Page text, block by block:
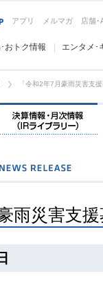
アプリ メルマガ 店舗･
おトク情報 エンタメ･
「令和2年7月豪雨災害支
業情報
雨災害支